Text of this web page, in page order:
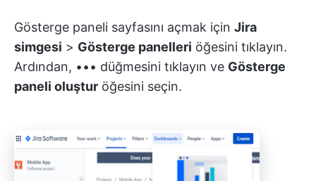
Gösterge paneli sayfasını açmak için Jira
simgesi > Gösterge panelleri öğesini tıklayın.
Ardından, ••• düğmesini tıklayın ve Gösterge
paneli oluştur öğesini seçin.